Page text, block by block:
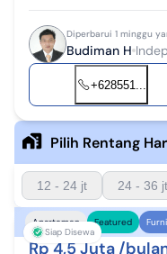
Diperbarui 1 minggu
Budiman H
+628551...
Pilih Rentang
12 - 24 jt 24 - 36 jt
Siap Disewa
Apartemen Featured
Rp 4,5 Juta /